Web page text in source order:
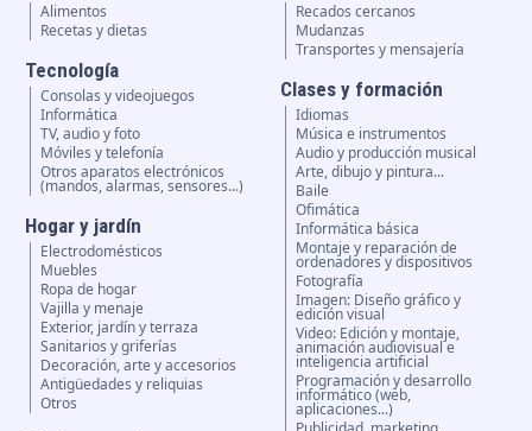
Alimentos
Recetas y dietas
Tecnología
Consolas y videojuegos
Informática
TV, audio y foto
Móviles y telefonía
Otros aparatos electrónicos
(mandos, alarmas, sensores...)
Hogar y jardín
Electrodomésticos
Muebles
Ropa de hogar
Vajilla y menaje
Exterior, jardín y terraza
Sanitarios y griferías
Decoración, arte y accesorios
Antigüedades y reliquias
Otros
Recados cercanos
Mudanzas
Transportes y mensajería
Clases y formación
Idiomas
Música e instrumentos
Audio y producción musical
Arte, dibujo y pintura...
Baile
Ofimática
Informática básica
Montaje y reparación de
ordenadores y dispositivos
Fotografía
Imagen: Diseño gráfico y
edición visual
Video: Edición y montaje,
animación audiovisual e
inteligencia artificial
Programación y desarrollo
informático (web,
aplicaciones...)